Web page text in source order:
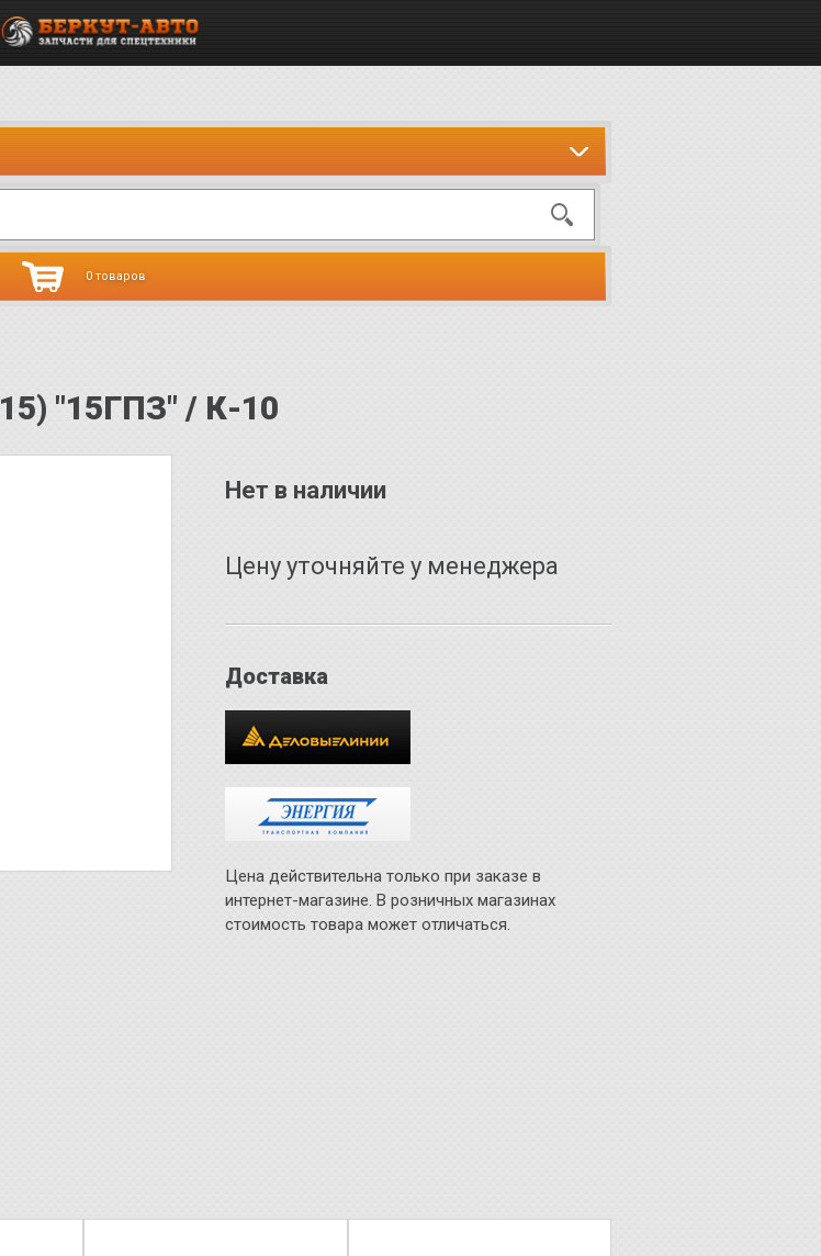
0 товаров
"15ГПЗ" / К-10
Нет в наличии
Цену уточняйте у менеджера
Доставка
Цена действительна только при заказе в
интернет-магазине. В розничных магазинах
стоимость товара может отличаться.